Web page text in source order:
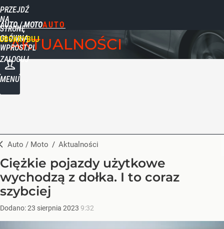
PRZEJDŹ
NA
STRONĘ
GŁÓWNĄ
WPROST.PL
AUTO / MOTO
ZALOGUJ
MENU
AKTUALNOŚCI
Auto / Moto / Aktualności
Ciężkie pojazdy użytkowe
wychodzą z dołka. I to coraz
szybciej
Dodano:23 sierpnia 2023 9:32